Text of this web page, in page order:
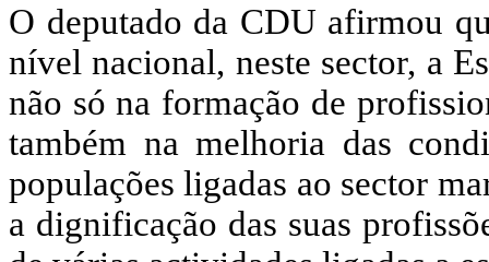
O deputado da CDU afirmou
nível nacional, neste sector, a
não só na formação de
também na melhoria das
populações ligadas ao sector
a dignificação das suas